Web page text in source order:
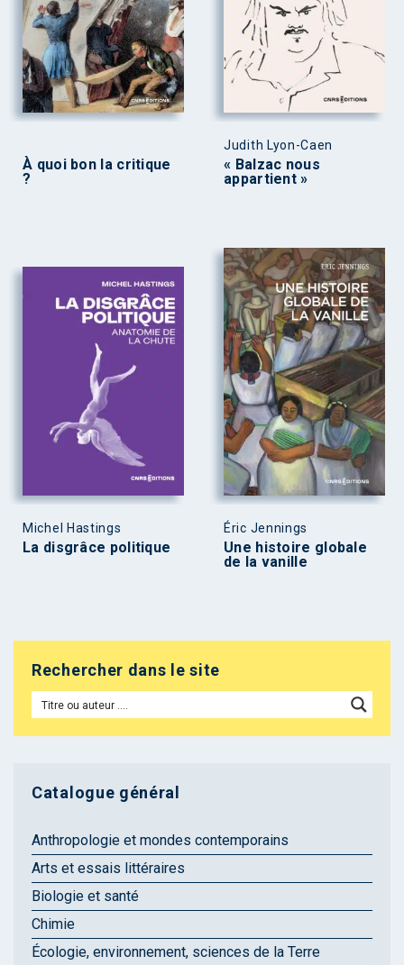
À quoi bon la critique
?
Judith Lyon-Caen
« Balzac nous
appartient »
Michel Hastings
La disgrâce politique
Éric Jennings
Une histoire globale
de la vanille
Rechercher dans le site
Catalogue général
Anthropologie et mondes contemporains
Arts et essais littéraires
Biologie et santé
Chimie
Écologie, environnement, sciences de la Terre